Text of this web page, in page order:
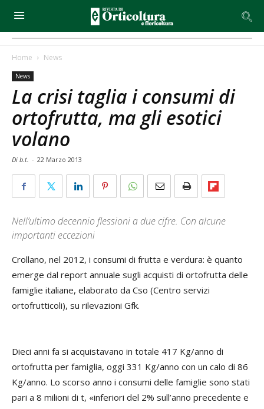
Home News
News
La crisi taglia i consumi di
ortofrutta, ma gli esotici
volano
Di b.t. - 22 Marzo 2013
Nell’ultimo decennio flessioni a due cifre. Con alcune
importanti eccezioni
Crollano, nel 2012, i consumi di frutta e verdura: è quanto
emerge dal report annuale sugli acquisti di ortofrutta delle
famiglie italiane, elaborato da Cso (Centro servizi
ortofrutticoli), su rilevazioni Gfk.
Dieci anni fa si acquistavano in totale 417 Kg/anno di
ortofrutta per famiglia, oggi 331 Kg/anno con un calo di 86
Kg/anno. Lo scorso anno i consumi delle famiglie sono stati
pari a 8 milioni di t, «inferiori del 2% sull’anno precedente e